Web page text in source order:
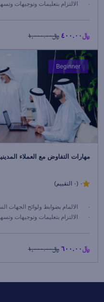
· الالتزام بتعليمات وتوجيهات
﷼٤٠٠.٠٠ ﷼١,٠٠٠.٠٠
Beginner
مهارات التفاوض مع العملاء
٠ (٠ التقييم)
· الالمام بضوابط ولوائح الجهات
· الالتزام بتعليمات وتوجيهات
﷼٦٠٠.٠٠ ﷼١,٠٠٠.٠٠